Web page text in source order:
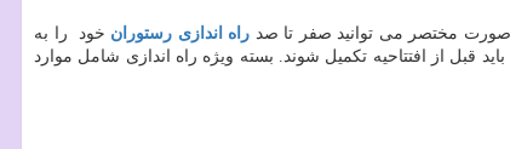
صورت مختصر می توانید صفر تا صد راه اندازی رستوران خود را به
از افتتاحیه تکمیل شوند. بسته ویژه راه اندازی شامل موارد